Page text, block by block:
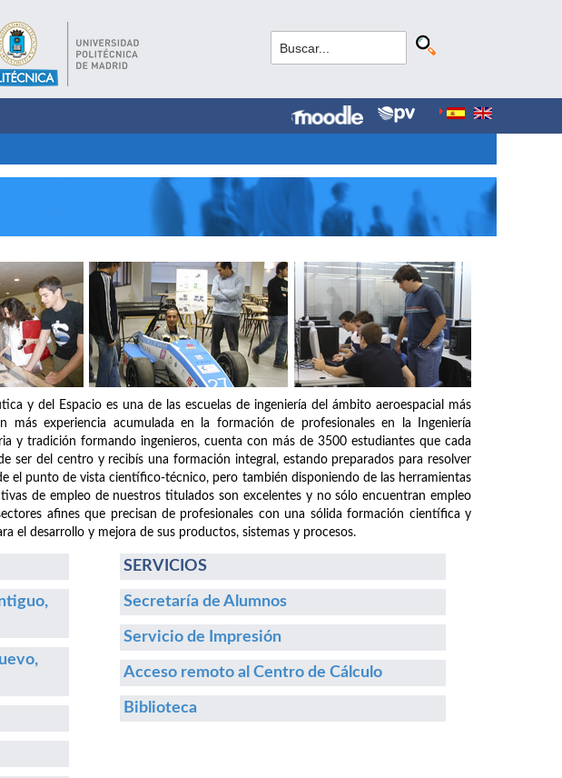
y del Espacio es una de las escuelas de ingeniería del ámbito aeroespacial más
más experiencia acumulada en la formación de profesionales en la Ingeniería
y tradición formando ingenieros, cuenta con más de 3500 estudiantes que cada
ser del centro y recibís una formación integral, estando preparados para resolver
el punto de vista científico-técnico, pero también disponiendo de las herramientas
de empleo de nuestros titulados son excelentes y no sólo encuentran empleo
afines que precisan de profesionales con una sólida formación científica y
el desarrollo y mejora de sus productos, sistemas y procesos.
SERVICIOS
Secretaría de Alumnos
Servicio de Impresión
Acceso remoto al Centro de Cálculo
Biblioteca